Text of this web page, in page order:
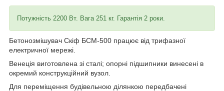
Потужність 2200 Вт. Вага 251 кг. Гарантія 2 роки.
Бетонозмішувач Скіф БСМ-500 працює від трифазної
електричної мережі.
Венеція виготовлена зі сталі; опорні підшипники винесені в
окремий конструкційний вузол.
Для переміщення будівельною ділянкою передбачені